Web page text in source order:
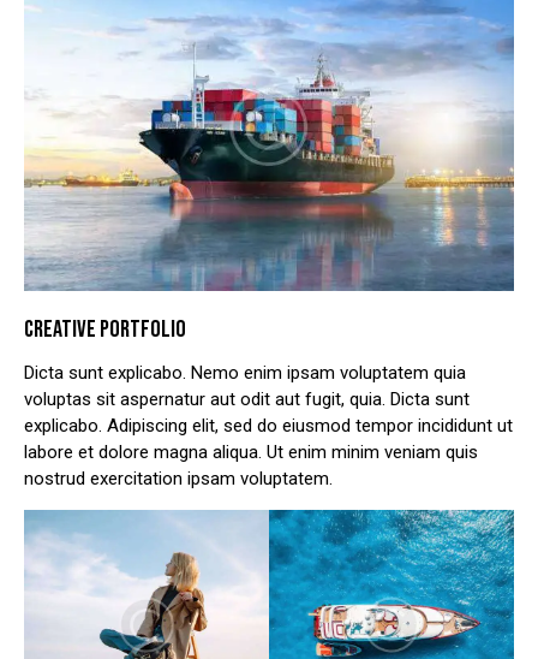
CREATIVE PORTFOLIO
Dicta sunt explicabo. Nemo enim ipsam voluptatem quia
voluptas sit aspernatur aut odit aut fugit, quia. Dicta sunt
explicabo. Adipiscing elit, sed do eiusmod tempor incididunt ut
labore et dolore magna aliqua. Ut enim minim veniam quis
nostrud exercitation ipsam voluptatem.